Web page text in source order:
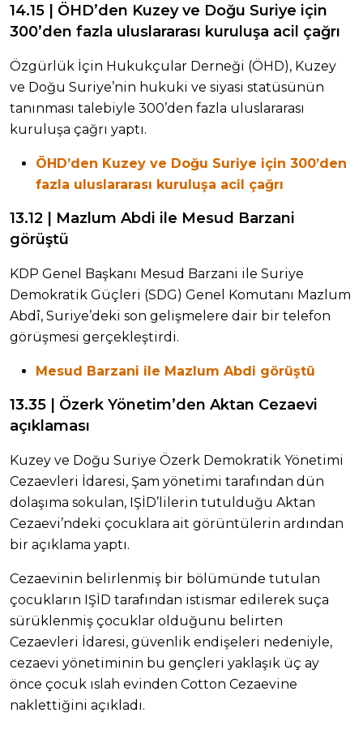
14.15 | ÖHD’den Kuzey ve Doğu Suriye için
300’den fazla uluslararası kuruluşa acil çağrı
Özgürlük İçin Hukukçular Derneği (ÖHD), Kuzey
ve Doğu Suriye’nin hukuki ve siyasi statüsünün
tanınması talebiyle 300’den fazla uluslararası
kuruluşa çağrı yaptı.
ÖHD’den Kuzey ve Doğu Suriye için 300’den
fazla uluslararası kuruluşa acil çağrı
13.12 | Mazlum Abdi ile Mesud Barzani
görüştü
KDP Genel Başkanı Mesud Barzani ile Suriye
Demokratik Güçleri (SDG) Genel Komutanı Mazlum
Abdî, Suriye’deki son gelişmelere dair bir telefon
görüşmesi gerçekleştirdi.
Mesud Barzani ile Mazlum Abdi görüştü
13.35 | Özerk Yönetim’den Aktan Cezaevi
açıklaması
Kuzey ve Doğu Suriye Özerk Demokratik Yönetimi
Cezaevleri İdaresi, Şam yönetimi tarafından dün
dolaşıma sokulan, IŞİD’lilerin tutulduğu Aktan
Cezaevi’ndeki çocuklara ait görüntülerin ardından
bir açıklama yaptı.
Cezaevinin belirlenmiş bir bölümünde tutulan
çocukların IŞİD tarafından istismar edilerek suça
sürüklenmiş çocuklar olduğunu belirten
Cezaevleri İdaresi, güvenlik endişeleri nedeniyle,
cezaevi yönetiminin bu gençleri yaklaşık üç ay
önce çocuk ıslah evinden Cotton Cezaevine
naklettiğini açıkladı.